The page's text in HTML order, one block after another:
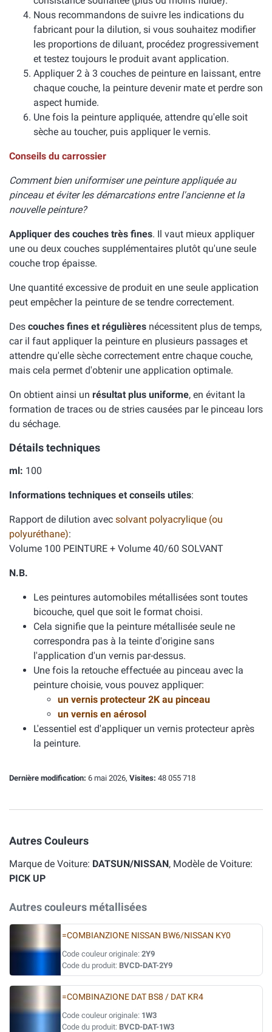
Nous recommandons de suivre les indications du
fabricant pour la dilution, si vous souhaitez modifier
les proportions de diluant, procédez progressivement
et testez toujours le produit avant application.
Appliquer 2 à 3 couches de peinture en laissant, entre
chaque couche, la peinture devenir mate et perdre son
aspect humide.
Une fois la peinture appliquée, attendre qu'elle soit
sèche au toucher, puis appliquer le vernis.
Conseils du carrossier
Comment bien uniformiser une peinture appliquée au
pinceau et éviter les démarcations entre l'ancienne et la
nouvelle peinture?
Appliquer des couches très fines. Il vaut mieux appliquer
une ou deux couches supplémentaires plutôt qu'une seule
couche trop épaisse.
Une quantité excessive de produit en une seule application
peut empêcher la peinture de se tendre correctement.
Des couches fines et régulières nécessitent plus de temps,
car il faut appliquer la peinture en plusieurs passages et
attendre qu'elle sèche correctement entre chaque couche,
mais cela permet d'obtenir une application optimale.
On obtient ainsi un résultat plus uniforme, en évitant la
formation de traces ou de stries causées par le pinceau lors
du séchage.
Détails techniques
ml: 100
Informations techniques et conseils utiles:
Rapport de dilution avec solvant polyacrylique (ou
polyuréthane):
Volume 100 PEINTURE + Volume 40/60 SOLVANT
N.B.
Les peintures automobiles métallisées sont toutes
bicouche, quel que soit le format choisi.
Cela signifie que la peinture métallisée seule ne
correspondra pas à la teinte d'origine sans
l'application d'un vernis par-dessus.
Une fois la retouche effectuée au pinceau avec la
peinture choisie, vous pouvez appliquer:
un vernis protecteur 2K au pinceau
un vernis en aérosol
L'essentiel est d'appliquer un vernis protecteur après
la peinture.
Dernière modification: 6 mai 2026, Visites: 48 055 718
Autres Couleurs
Marque de Voiture: DATSUN/NISSAN, Modèle de Voiture:
PICK UP
Autres couleurs métallisées
=COMBIANZIONE NISSAN BW6/NISSAN KY0
Code couleur originale: 2Y9
Code du produit: BVCD-DAT-2Y9
=COMBINAZIONE DAT BS8 / DAT KR4
Code couleur originale: 1W3
Code du produit: BVCD-DAT-1W3